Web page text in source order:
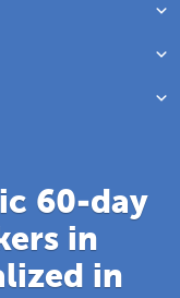
60-day
in
in